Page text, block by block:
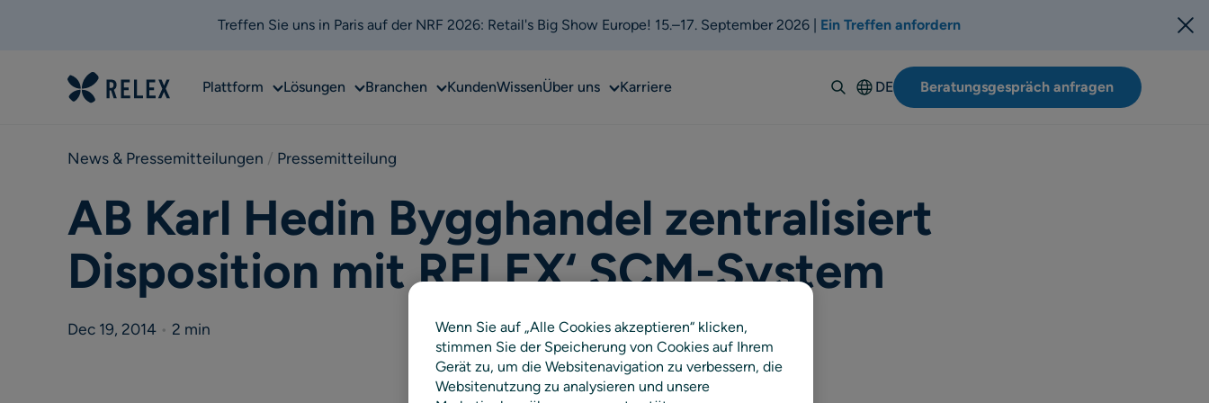
Treffen Sie uns in Paris auf der NRF 2026: Retail's Big Show Europe! 15.–17. September 2026 | Ein Treffen anfordern
Plattform SubLösungen SubBranchen SubKundenWissenÜber unsSubKarriere
DE
English
Suomi
Norsk
Beratungsgespräch anfragen
News & Pressemitteilungen / Pressemitteilung
AB Karl Hedin Bygghandel zentralisiert
Disposition mit RELEX‘ SCM-System
Dec 19, 2014 • 2 min
Wenn Sie auf „Alle Cookies akzeptieren“ klicken,
stimmen Sie der Speicherung von Cookies auf Ihrem
Gerät zu, um die Websitenavigation zu verbessern, die
Websitenutzung zu analysieren und unsere